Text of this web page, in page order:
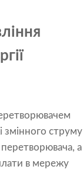
змінного струму
а
в мережу